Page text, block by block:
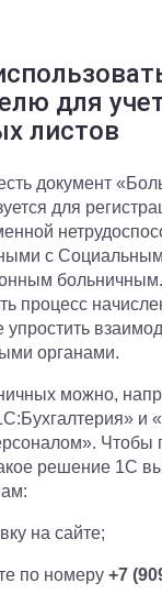
для
листов
документ
для
с
процесс
упростить
органами.
можно,
и
Чтобы
решение 1С
на сайте;
по номеру +7